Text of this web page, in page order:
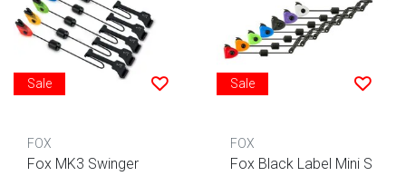
Sale
FOX
Fox MK3 Swinger
Sale
FOX
Fox Black Label Mini S